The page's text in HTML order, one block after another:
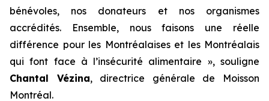
bénévoles, nos donateurs et nos organismes
accrédités. Ensemble, nous faisons une réelle
différence pour les Montréalaises et les Montréalais
qui font face à l’insécurité alimentaire », souligne
Chantal Vézina, directrice générale de Moisson
Montréal.